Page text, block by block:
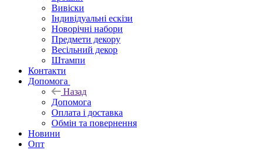
Вивіски
Індивідуальні ескізи
Новорічні набори
Предмети декору
Весільний декор
Штампи
Контакти
Допомога
Назад
Допомога
Оплата і доставка
Обмін та повернення
Новини
Опт